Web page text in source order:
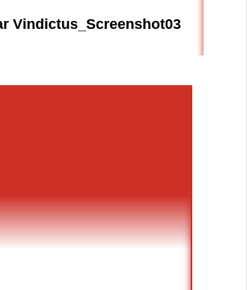
Vindictus_Screenshot03